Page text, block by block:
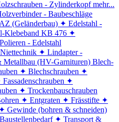
- Zylinderkopf mehr...
- Baubeschläge
(Geländerbau) ✦ Edelstahl -
Klebeband KB 476 ✦
- Edelstahl
✦ Lindapter -
(HV-Garnituren) Blech-
✦ Blechschrauben ✦
✦
✦ Trockenbauschrauben
✦ Entgraten ✦ Frässtifte ✦
Gewinde (bohren & schneiden)
✦ Transport &